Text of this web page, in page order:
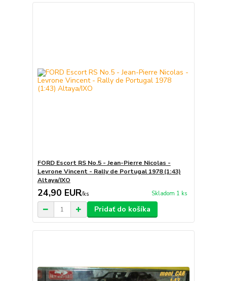
FORD Escort RS No.5 - Jean-Pierre Nicolas -
Levrone Vincent - Rally de Portugal 1978 (1:43)
Altaya/IXO
24,90 EUR/ks Skladom 1 ks
Pridať do košíka